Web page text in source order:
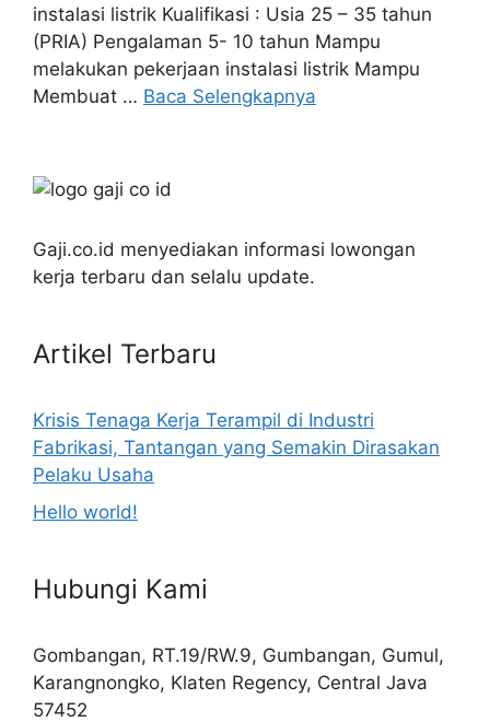
instalasi listrik Kualifikasi : Usia 25 – 35 tahun
(PRIA) Pengalaman 5- 10 tahun Mampu
melakukan pekerjaan instalasi listrik Mampu
Membuat … Baca Selengkapnya
Gaji.co.id menyediakan informasi lowongan
kerja terbaru dan selalu update.
Artikel Terbaru
Krisis Tenaga Kerja Terampil di Industri
Fabrikasi, Tantangan yang Semakin Dirasakan
Pelaku Usaha
Hello world!
Hubungi Kami
Gombangan, RT.19/RW.9, Gumbangan, Gumul,
Karangnongko, Klaten Regency, Central Java
57452